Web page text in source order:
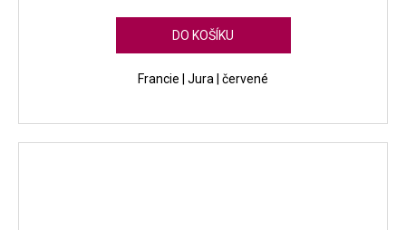
DO KOŠÍKU
Francie | Jura | červené